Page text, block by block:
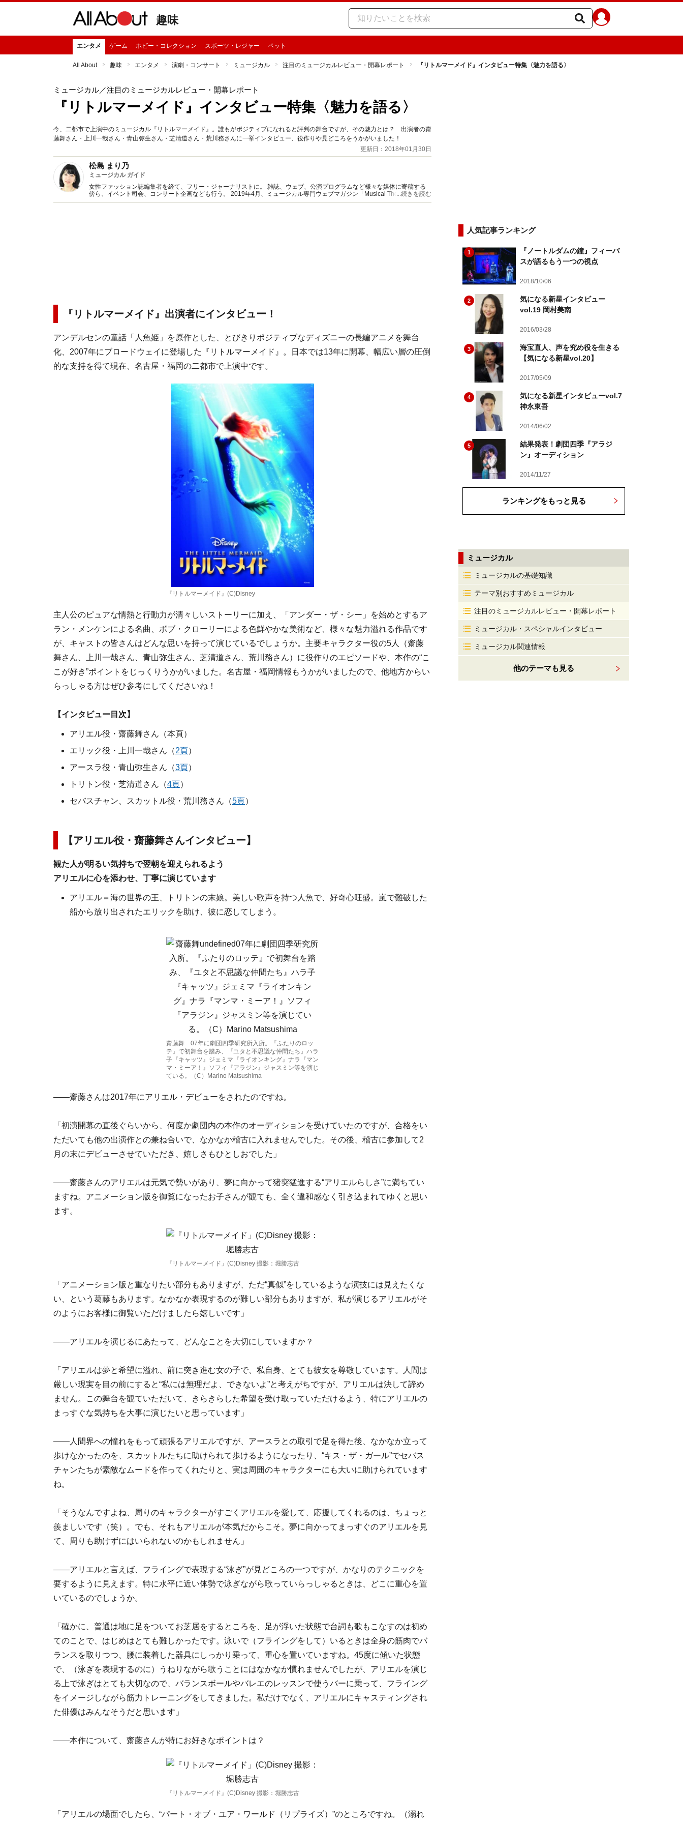
趣味
エンタメ ゲーム ホビー・コレクション スポーツ・レジャー ペット
All About 趣味 エンタメ 演劇・コンサート ミュージカル 注目のミュージカルレビュー・開幕レポート 『リトルマーメイド』インタビュー特集〈魅力を語る〉
ミュージカル／注目のミュージカルレビュー・開幕レポート
『リトルマーメイド』インタビュー特集〈魅力を語る〉
今、二都市で上演中のミュージカル『リトルマーメイド』。誰もがポジティブになれると評判の舞台ですが、その魅力とは？ 出演者の齋
藤舞さん・上川一哉さん・青山弥生さん・芝清道さん・荒川務さんに一挙インタビュー、役作りや見どころをうかがいました！
更新日：2018年01月30日
松島 まり乃
ミュージカル ガイド
女性ファッション誌編集者を経て、フリー・ジャーナリストに。 雑誌、ウェブ、公演プログラムなど様々な媒体に寄稿する
傍ら、イベント司会、コンサート企画なども行う。 2019年4月、ミュージカル専門ウェブマガジン「Musical Theater
Japan」をスタート。
...続きを読む
『リトルマーメイド』出演者にインタビュー！
アンデルセンの童話「人魚姫」を原作とした、とびきりポジティブなディズニーの長編アニメを舞台
化、2007年にブロードウェイに登場した『リトルマーメイド』。日本では13年に開幕、幅広い層の圧倒
的な支持を得て現在、名古屋・福岡の二都市で上演中です。
『リトルマーメイド』(C)Disney
主人公のピュアな情熱と行動力が清々しいストーリーに加え、「アンダー・ザ・シー」を始めとするア
ラン・メンケンによる名曲、ボブ・クローリーによる色鮮やかな美術など、様々な魅力溢れる作品です
が、キャストの皆さんはどんな思いを持って演じているでしょうか。主要キャラクター役の5人（齋藤
舞さん、上川一哉さん、青山弥生さん、芝清道さん、荒川務さん）に役作りのエピソードや、本作の“こ
こが好き”ポイントをじっくりうかがいました。名古屋・福岡情報もうかがいましたので、他地方からい
らっしゃる方はぜひ参考にしてくださいね！
【インタビュー目次】
アリエル役・齋藤舞さん（本頁）
エリック役・上川一哉さん（2頁）
アースラ役・青山弥生さん（3頁）
トリトン役・芝清道さん（4頁）
セバスチャン、スカットル役・荒川務さん（5頁）
【アリエル役・齋藤舞さんインタビュー】
観た人が明るい気持ちで翌朝を迎えられるよう
アリエルに心を添わせ、丁寧に演じています
アリエル＝海の世界の王、トリトンの末娘。美しい歌声を持つ人魚で、好奇心旺盛。嵐で難破した
船から放り出されたエリックを助け、彼に恋してしまう。
齋藤舞 07年に劇団四季研究所入所。『ふたりのロッ
テ』で初舞台を踏み、『ユタと不思議な仲間たち』ハラ
子『キャッツ』ジェミマ『ライオンキング』ナラ『マン
マ・ミーア！』ソフィ『アラジン』ジャスミン等を演じ
ている。（C）Marino Matsushima
――齋藤さんは2017年にアリエル・デビューをされたのですね。
「初演開幕の直後ぐらいから、何度か劇団内の本作のオーディションを受けていたのですが、合格をい
ただいても他の出演作との兼ね合いで、なかなか稽古に入れませんでした。その後、稽古に参加して2
月の末にデビューさせていただき、嬉しさもひとしおでした」
――齋藤さんのアリエルは元気で勢いがあり、夢に向かって猪突猛進する“アリエルらしさ”に満ちてい
ますね。アニメーション版を御覧になったお子さんが観ても、全く違和感なく引き込まれてゆくと思い
ます。
『リトルマーメイド」(C)Disney 撮影：堀勝志古
「アニメーション版と重なりたい部分もありますが、ただ“真似”をしているような演技には見えたくな
い、という葛藤もあります。なかなか表現するのが難しい部分もありますが、私が演じるアリエルがそ
のようにお客様に御覧いただけましたら嬉しいです」
――アリエルを演じるにあたって、どんなことを大切にしていますか？
「アリエルは夢と希望に溢れ、前に突き進む女の子で、私自身、とても彼女を尊敬しています。人間は
厳しい現実を目の前にすると“私には無理だよ、できないよ”と考えがちですが、アリエルは決して諦め
ません。この舞台を観ていただいて、きらきらした希望を受け取っていただけるよう、特にアリエルの
まっすぐな気持ちを大事に演じたいと思っています」
――人間界への憧れをもって頑張るアリエルですが、アースラとの取引で足を得た後、なかなか立って
歩けなかったのを、スカットルたちに助けられて歩けるようになったり、“キス・ザ・ガール”でセバス
チャンたちが素敵なムードを作ってくれたりと、実は周囲のキャラクターにも大いに助けられています
ね。
「そうなんですよね、周りのキャラクターがすごくアリエルを愛して、応援してくれるのは、ちょっと
羨ましいです（笑）。でも、それもアリエルが本気だからこそ。夢に向かってまっすぐのアリエルを見
て、周りも助けずにはいられないのかもしれません」
――アリエルと言えば、フライングで表現する“泳ぎ”が見どころの一つですが、かなりのテクニックを
要するように見えます。特に水平に近い体勢で泳ぎながら歌っていらっしゃるときは、どこに重心を置
いているのでしょうか。
「確かに、普通は地に足をついてお芝居をするところを、足が浮いた状態で台詞も歌もこなすのは初め
てのことで、はじめはとても難しかったです。泳いで（フライングをして）いるときは全身の筋肉でバ
ランスを取りつつ、腰に装着した器具にしっかり乗って、重心を置いていますね。45度に傾いた状態
で、（泳ぎを表現するのに）うねりながら歌うことにはなかなか慣れませんでしたが、アリエルを演じ
る上で泳ぎはとても大切なので、バランスボールやバレエのレッスンで使うバーに乗って、フライング
をイメージしながら筋力トレーニングをしてきました。私だけでなく、アリエルにキャスティングされ
た俳優はみんなそうだと思います」
――本作について、齋藤さんが特にお好きなポイントは？
『リトルマーメイド』(C)Disney 撮影：堀勝志古
「アリエルの場面でしたら、“パート・オブ・ユア・ワールド（リプライズ）”のところですね。（溺れ
人気記事ランキング
1
『ノートルダムの鐘』フィーバ
スが語るもう一つの視点
2018/10/06
2
気になる新星インタビュー
vol.19 岡村美南
2016/03/28
3
海宝直人、声を究め役を生きる
【気になる新星vol.20】
2017/05/09
4
気になる新星インタビューvol.7
神永東吾
2014/06/02
5
結果発表！劇団四季『アラジ
ン』オーディション
2014/11/27
ランキングをもっと見る
ミュージカル
ミュージカルの基礎知識
テーマ別おすすめミュージカル
注目のミュージカルレビュー・開幕レポート
ミュージカル・スペシャルインタビュー
ミュージカル関連情報
他のテーマも見る